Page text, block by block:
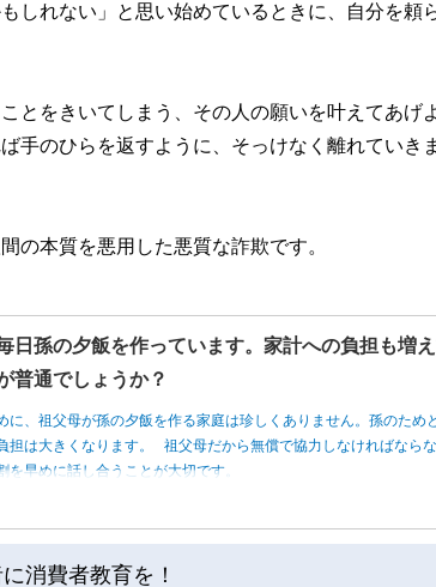
しれない」と思い始めているときに、自分を頼
とをきいてしまう、その人の願いを叶えてあげ
手のひらを返すように、そっけなく離れていき
の本質を悪用した悪質な詐欺です。
日孫の夕飯を作っています。家計への負担も増
普通でしょうか？
に、祖父母が孫の夕飯を作る家庭は珍しくありません。孫のため
担は大きくなります。 祖父母だから無償で協力しなければなら
を早めに話し合うことが大切です。
消費者教育を！